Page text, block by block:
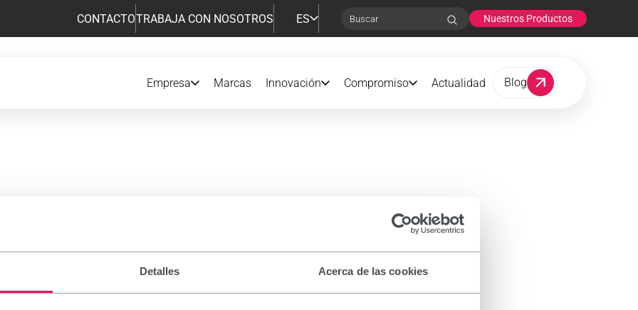
Detalles Acerca de las cookies
CONTACTOTRABAJA CON NOSOTROS ES Search Nuestros Productos
Empresa Marcas Innovación Compromiso Actualidad Blog
de Prescripción